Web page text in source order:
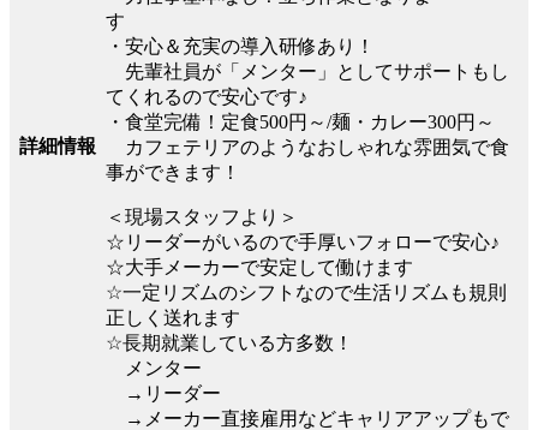
詳細情報
す
・安心＆充実の導入研修あり！
先輩社員が「メンター」としてサポートもし
てくれるので安心です♪
・食堂完備！定食500円～/麺・カレー300円～
カフェテリアのようなおしゃれな雰囲気で食
事ができます！
＜現場スタッフより＞
☆リーダーがいるので手厚いフォローで安心♪
☆大手メーカーで安定して働けます
☆一定リズムのシフトなので生活リズムも規則
正しく送れます
☆長期就業している方多数！
メンター
→リーダー
→メーカー直接雇用などキャリアアップもで